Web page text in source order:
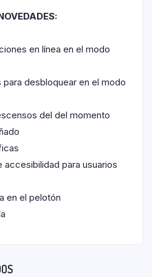
en línea en el modo
desbloquear en el modo
del del momento
accesibilidad para usuarios
en el pelotón